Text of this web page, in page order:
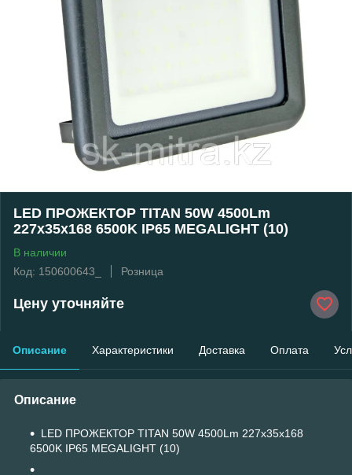
LED ПРОЖЕКТОР TITAN 50W 4500Lm
227x35x168 6500K IP65 MEGALIGHT (10)
В наличии
Код: 150600643_
Розница
Цену уточняйте
Описание Характеристики Доставка Оплата
Описание
LED ПРОЖЕКТОР TITAN 50W 4500Lm 227x35x168
6500K IP65 MEGALIGHT (10)